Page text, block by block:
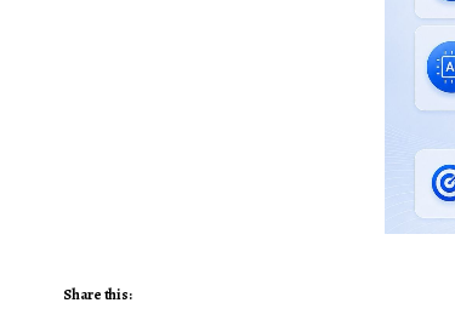
Share this: